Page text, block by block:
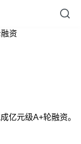
资
亿元级A+轮融资。